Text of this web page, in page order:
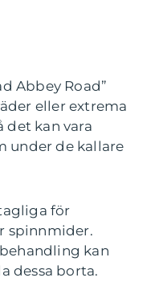
Abbey Road”
eller extrema
det kan vara
under de kallare
för
spinnmider.
kan
dessa borta.